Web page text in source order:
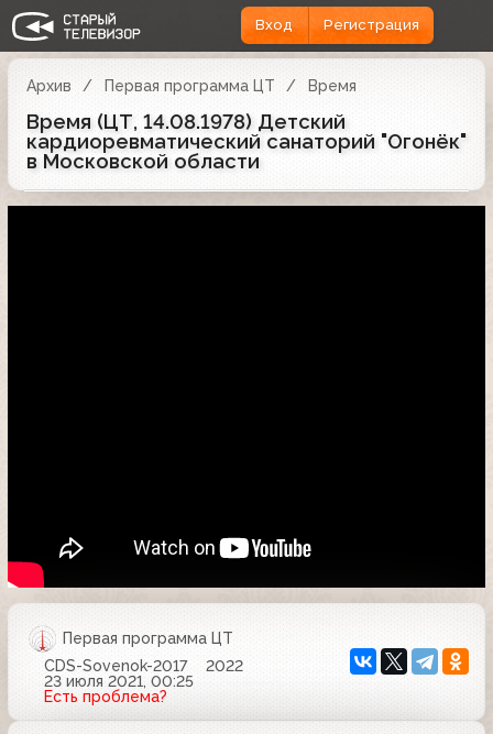
Вход Регистрация
Архив Первая программа ЦТ Время
Время (ЦТ, 14.08.1978) Детский
кардиоревматический санаторий "Огонёк"
в Московской области
Первая программа ЦТ
CDS-Sovenok-2017
2022
23 июля 2021, 00:25
Есть проблема?